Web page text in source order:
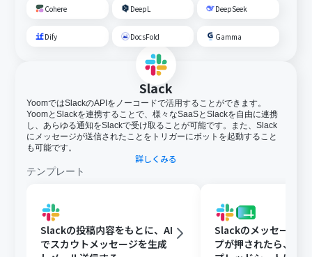
Cohere DeepL DeepSeek
Dify DocsFold Gamma
Slack
YoomではSlackのAPIをノーコードで活用することができます。
YoomとSlackを連携することで、様々なSaaSとSlackを自由に連携
し、あらゆる通知をSlackで受け取ることが可能です。また、Slack
にメッセージが送信されたことをトリガーにボットを起動すること
も可能です。
詳しくみる
テンプレート
Slackの投稿内容をもとに、AI
でスカウトメッセージを生成
Slackのメッセージに
プが押されたら、